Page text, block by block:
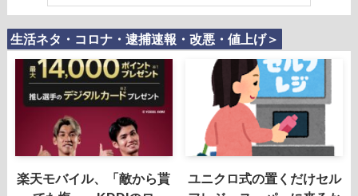
生活ネタ・コロナ・逮捕速報・改悪・値上げ＞
楽天モバイル、「敵から貰
ユニクロ式の置くだけセル